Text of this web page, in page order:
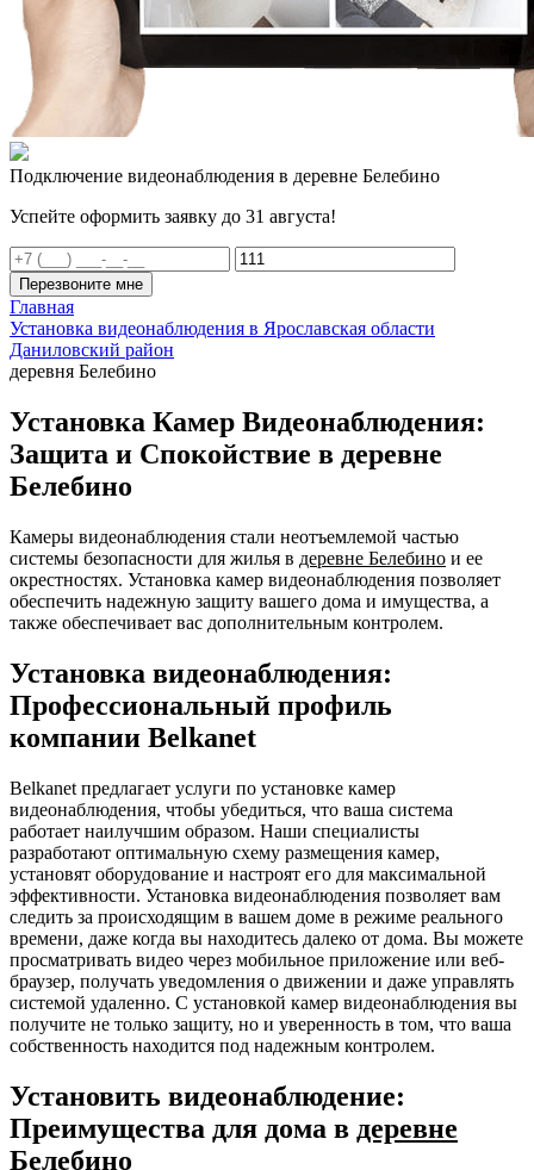
Подключение видеонаблюдения в деревне Белебино
Успейте оформить заявку до 31 августа!
Перезвоните мне
Главная
Установка видеонаблюдения в Ярославская области
Даниловский район
деревня Белебино
Установка Камер Видеонаблюдения:
Защита и Спокойствие в деревне
Белебино
Камеры видеонаблюдения стали неотъемлемой частью
системы безопасности для жилья в деревне Белебино и ее
окрестностях. Установка камер видеонаблюдения позволяет
обеспечить надежную защиту вашего дома и имущества, а
также обеспечивает вас дополнительным контролем.
Установка видеонаблюдения:
Профессиональный профиль
компании Belkanet
Belkanet предлагает услуги по установке камер
видеонаблюдения, чтобы убедиться, что ваша система
работает наилучшим образом. Наши специалисты
разработают оптимальную схему размещения камер,
установят оборудование и настроят его для максимальной
эффективности. Установка видеонаблюдения позволяет вам
следить за происходящим в вашем доме в режиме реального
времени, даже когда вы находитесь далеко от дома. Вы можете
просматривать видео через мобильное приложение или веб-
браузер, получать уведомления о движении и даже управлять
системой удаленно. С установкой камер видеонаблюдения вы
получите не только защиту, но и уверенность в том, что ваша
собственность находится под надежным контролем.
Установить видеонаблюдение:
Преимущества для дома в деревне
Белебино